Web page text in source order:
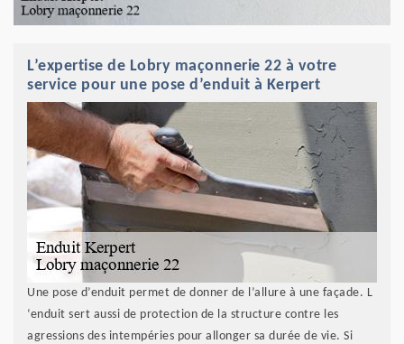
L’expertise de Lobry maçonnerie 22 à votre
service pour une pose d’enduit à Kerpert
Une pose d’enduit permet de donner de l’allure à une façade. L
‘enduit sert aussi de protection de la structure contre les
agressions des intempéries pour allonger sa durée de vie. Si